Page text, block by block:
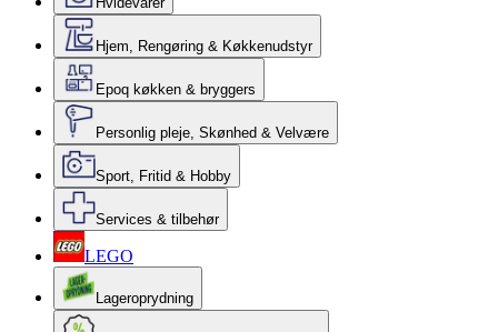
Hjem, Rengøring & Køkkenudstyr
Epoq køkken & bryggers
Personlig pleje, Skønhed & Velvære
Sport, Fritid & Hobby
Services & tilbehør
LEGO
Lageroprydning